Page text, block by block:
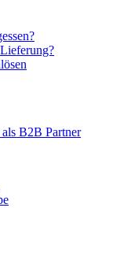
B2B Partner